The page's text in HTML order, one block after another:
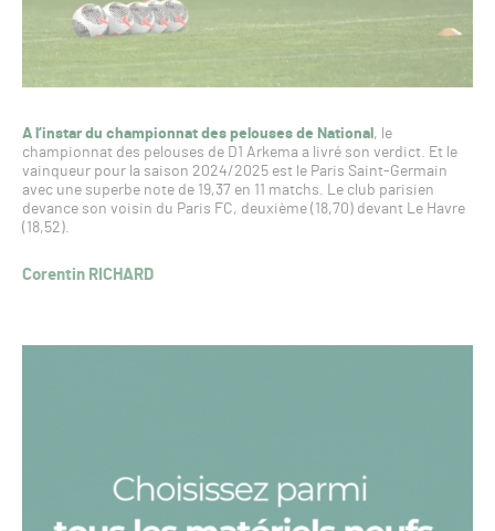
A l’instar du championnat des pelouses de National , le
championnat des pelouses de D1 Arkema a livré son verdict. Et le
vainqueur pour la saison 2024/2025 est le Paris Saint-Germain
avec une superbe note de 19,37 en 11 matchs. Le club parisien
devance son voisin du Paris FC, deuxième (18,70) devant Le Havre
(18,52).
Corentin RICHARD